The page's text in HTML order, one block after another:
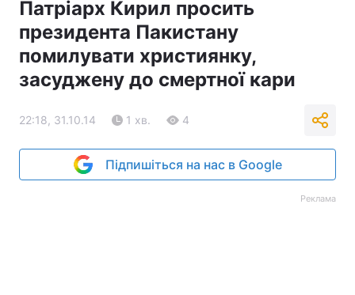
Патріарх Кирил просить
президента Пакистану
помилувати християнку,
засуджену до смертної кари
22:18, 31.10.14 1 хв. 4
Підпишіться на нас в Google
Реклама